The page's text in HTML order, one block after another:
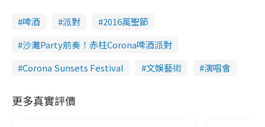
啤酒 派對
2016萬聖節
沙灘Party前奏！赤柱Corona啤酒派對
Corona Sunsets Festival
文娛藝術 演唱會
更多真實評價